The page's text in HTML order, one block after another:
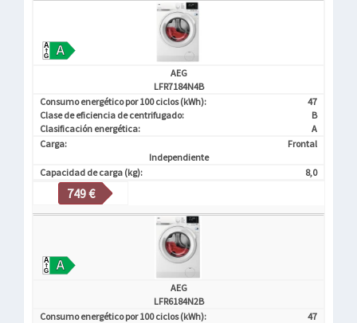
AEG
LFR7184N4B
Consumo energético por 100 ciclos (kWh):
47
Clase de eficiencia de centrifugado:
B
Clasificación energética:
A
Carga:
Frontal
Independiente
Capacidad de carga (kg):
8,0
749 €
AEG
LFR6184N2B
Consumo energético por 100 ciclos (kWh):
47